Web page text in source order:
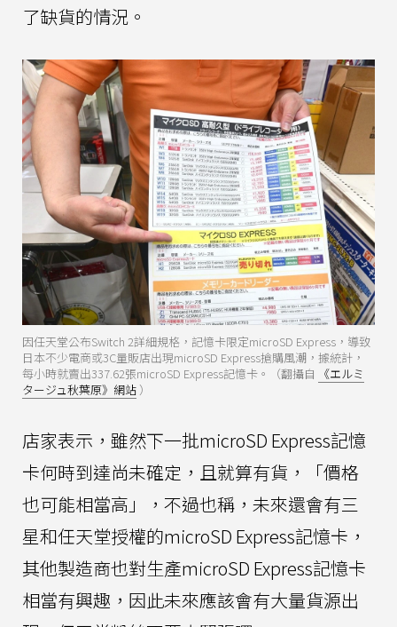
了缺貨的情況。
因任天堂公布Switch 2詳細規格，記憶卡限定microSD Express，導致
日本不少電商或3C量販店出現microSD Express搶購風潮，據統計，
每小時就賣出337.62張microSD Express記憶卡。（翻攝自
《エルミ
タージュ秋葉原》網站 ）
店家表示，雖然下一批microSD Express記憶
卡何時到達尚未確定，且就算有貨，「價格
也可能相當高」，不過也稱，未來還會有三
星和任天堂授權的microSD Express記憶卡，
其他製造商也對生產microSD Express記憶卡
相當有興趣，因此未來應該會有大量貨源出